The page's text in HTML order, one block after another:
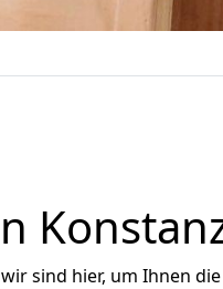
sind hier, um Ihnen die